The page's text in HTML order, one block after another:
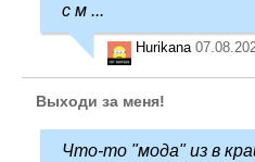
с м ...
Hurikana
Выходи за меня!
Что-то "мода" из в